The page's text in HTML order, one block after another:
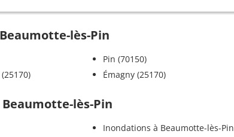
lès-Pin
Pin (70150)
Émagny (25170)
lès-Pin
Inondations à Beaumotte-lès-Pin